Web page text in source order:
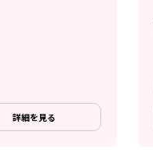
詳細を見る